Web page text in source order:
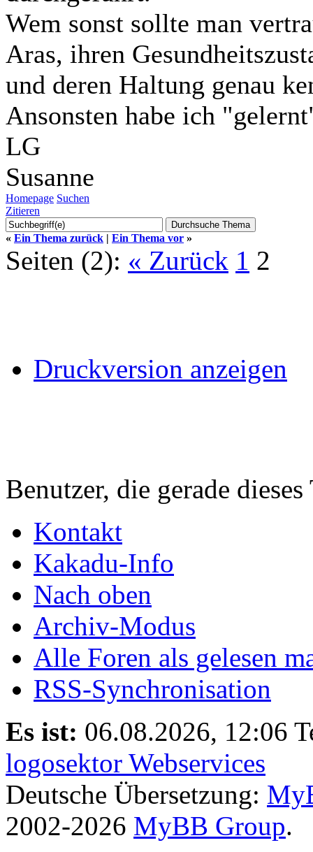
Wem sonst sollte man
Aras, ihren
und deren Haltung genau
Ansonsten habe ich
LG
Susanne
Homepage Suchen
Zitieren
« Ein Thema zurück | Ein Thema vor »
Seiten (2): « Zurück 1 2
Druckversion anzeigen
Benutzer, die gerade
Kontakt
Kakadu-Info
Nach oben
Archiv-Modus
Alle Foren als gelesen
RSS-Synchronisation
Es ist: 06.08.2026, 12:06
logosektor Webservices
Deutsche Übersetzung:
2002-2026 MyBB Group.